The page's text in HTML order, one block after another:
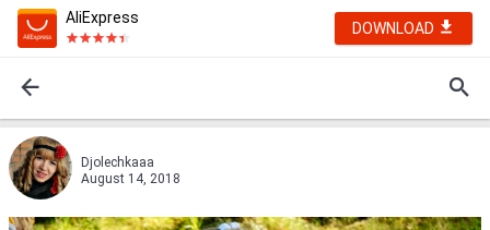
AliExpress
DOWNLOAD
Djolechkaaa
August 14, 2018